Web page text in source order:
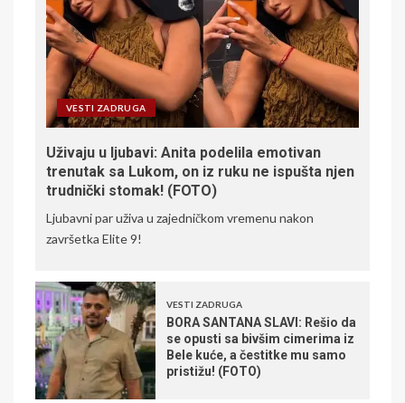
VESTI ZADRUGA
Uživaju u ljubavi: Anita podelila emotivan
trenutak sa Lukom, on iz ruku ne ispušta njen
trudnički stomak! (FOTO)
Ljubavni par uživa u zajedničkom vremenu nakon
završetka Elite 9!
VESTI ZADRUGA
BORA SANTANA SLAVI: Rešio da
se opusti sa bivšim cimerima iz
Bele kuće, a čestitke mu samo
pristižu! (FOTO)